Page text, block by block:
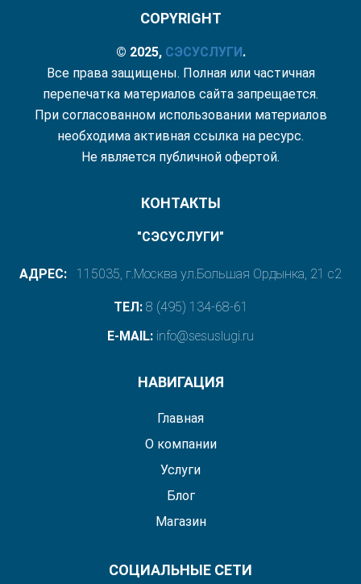
COPYRIGHT
© 2025, СЭСУСЛУГИ.
Все права защищены. Полная или частичная
перепечатка материалов сайта запрещается.
При согласованном использовании материалов
необходима активная ссылка на ресурс.
Не является публичной офертой.
КОНТАКТЫ
"СЭСУСЛУГИ"
АДРЕС: 115035, г.Москва ул.Большая Ордынка, 21 с2
ТЕЛ: 8 (495) 134-68-61
E-MAIL: info@sesuslugi.ru
НАВИГАЦИЯ
Главная
О компании
Услуги
Блог
Магазин
СОЦИАЛЬНЫЕ СЕТИ